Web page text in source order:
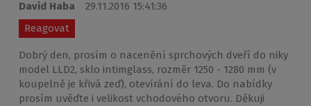
David Haba
29.11.2016 15:41:36
Reagovat
Dobrý den, prosím o nacenění sprchových dveří do niky
model LLD2, sklo intimglass, rozměr 1250 - 1280 mm (v
koupelně je křivá zeď), otevírání do leva. Do nabídky
prosím uvěďte i velikost vchodového otvoru. Děkuji